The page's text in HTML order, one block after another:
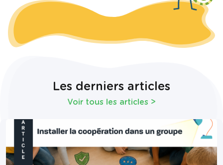
Les derniers articles
Voir tous les articles >